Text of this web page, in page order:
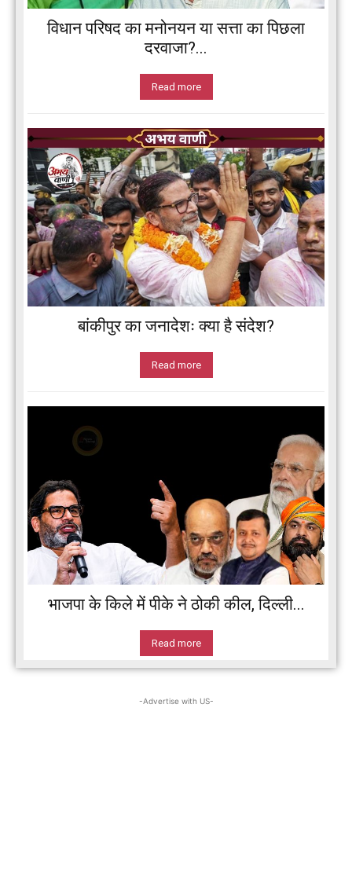
विधान परिषद का मनोनयन या सत्ता का पिछला
दरवाजा?...
Read more
बांकीपुर का जनादेशः क्या है संदेश?
Read more
भाजपा के किले में पीके ने ठोकी कील, दिल्ली...
Read more
-Advertise with US-